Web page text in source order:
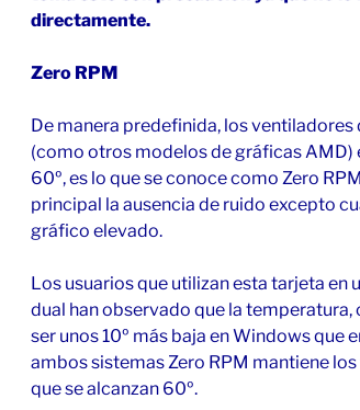
directamente.
Zero RPM
De manera predefinida, los
(como otros modelos de gráficas AMD)
60º, es lo que se conoce como Zero
principal la ausencia de ruido excepto
gráfico elevado.
Los usuarios que utilizan esta tarjeta en
dual han observado que la temperatura,
ser unos 10º más baja en Windows que
ambos sistemas Zero RPM mantiene
que se alcanzan 60º.